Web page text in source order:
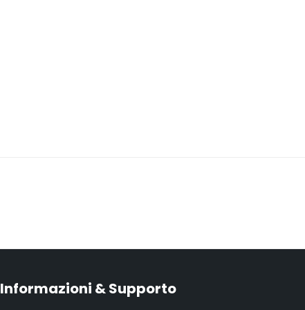
Informazioni & Supporto